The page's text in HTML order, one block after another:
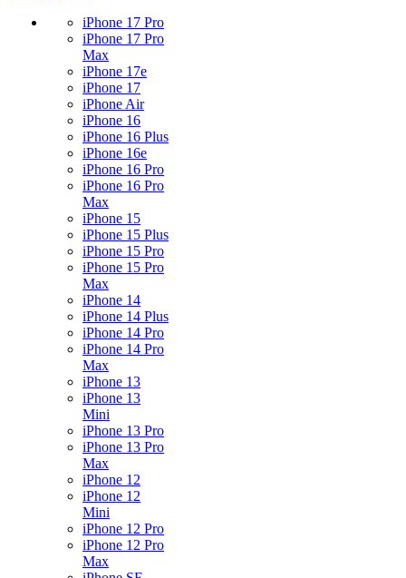
iPhone 17 Pro
iPhone 17 Pro
Max
iPhone 17e
iPhone 17
iPhone Air
iPhone 16
iPhone 16 Plus
iPhone 16e
iPhone 16 Pro
iPhone 16 Pro
Max
iPhone 15
iPhone 15 Plus
iPhone 15 Pro
iPhone 15 Pro
Max
iPhone 14
iPhone 14 Plus
iPhone 14 Pro
iPhone 14 Pro
Max
iPhone 13
iPhone 13
Mini
iPhone 13 Pro
iPhone 13 Pro
Max
iPhone 12
iPhone 12
Mini
iPhone 12 Pro
iPhone 12 Pro
Max